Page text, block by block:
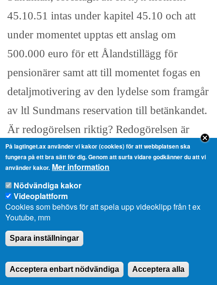
45.10.51 intas under kapitel 45.10 och att
under momentet upptas ett anslag om
500.000 euro för ett Ålandstillägg för
pensionärer samt att till momentet fogas en
detaljmotivering av den lydelse som framgår
av ltl Sundmans reservation till betänkandet.
Är redogörelsen riktig? Redogörelsen är
riktig. Omröstning kommer att verkställas..
De som röstar med finansutskottets förslag
röstar ja, de som röstar med ltl Sundmans
ändringsförslag röstar nej. Kan
omröstningspropositionen godkännas?
Omröstningspropositionen godkänd.
På lagtinget.ax använder vi kakor (cookies) för att webbplatsen ska
fungera på ett bra sätt för dig. Genom att surfa vidare godkänner du att vi
använder kakor. Mer information
Nödvändiga kakor
Videoplattform
Cookies som behövs för att spela upp videoklipp från t ex
Youtube, mm
Spara inställningar
Acceptera enbart nödvändiga Acceptera alla